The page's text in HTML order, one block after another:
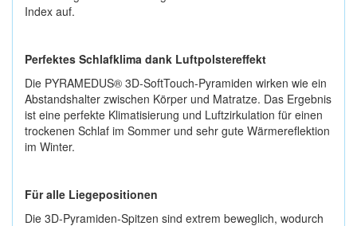
Index auf.
Perfektes Schlafklima dank Luftpolstereffekt
Die PYRAMEDUS® 3D-SoftTouch-Pyramiden wirken wie ein
Abstandshalter zwischen Körper und Matratze. Das Ergebnis
ist eine perfekte Klimatisierung und Luftzirkulation für einen
trockenen Schlaf im Sommer und sehr gute Wärmereflektion
im Winter.
Für alle Liegepositionen
Die 3D-Pyramiden-Spitzen sind extrem beweglich, wodurch